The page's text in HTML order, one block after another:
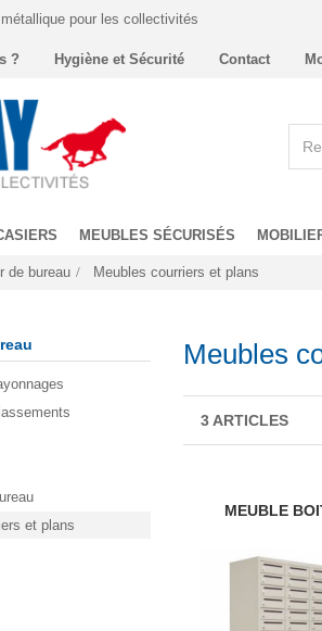
pour les collectivités
? Hygiène et Sécurité Contact
MEUBLES SÉCURISÉS
de bureau Meubles courriers et plans
et plans
Meubles
3 ARTICLES
MEUBLE